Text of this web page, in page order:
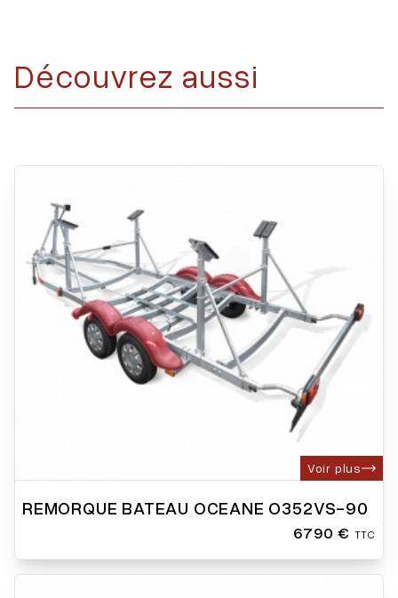
Découvrez aussi
Voir plus
REMORQUE BATEAU OCEANE O352VS-90
6790 € TTC